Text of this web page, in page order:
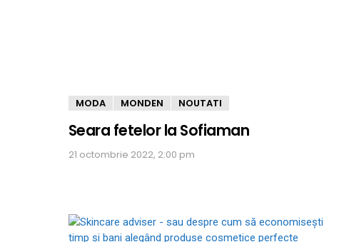
MODA MONDEN NOUTATI
Seara fetelor la Sofiaman
21 octombrie 2022, 2:00 pm